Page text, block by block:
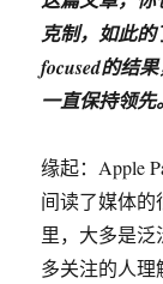
克制，如此的
focused的结
一直保持领先。
缘起：Apple
间读了媒体
里，大多是
多关注的人